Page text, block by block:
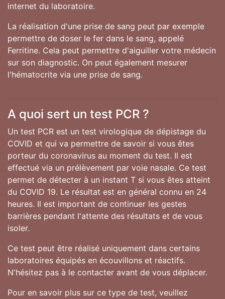
internet du laboratoire.
La réalisation d'une prise de sang peut par exemple
permettre de doser le fer dans le sang, appelé
Ferritine. Cela peut permettre d'aiguiller votre médecin
sur son diagnostic. On peut également mesurer
l'hématocrite via une prise de sang.
A quoi sert un test PCR ?
Un test PCR est un test virologique de dépistage du
COVID et qui va permettre de savoir si vous êtes
porteur du coronavirus au moment du test. Il est
effectué via un prélèvement par voie nasale. Ce test
permet de détecter à un instant T si vous êtes atteint
du COVID 19. Le résultat est en général connu en 24
heures. Il est important de continuer les gestes
barrières pendant l'attente des résultats et de vous
isoler.
Ce test peut être réalisé uniquement dans certains
laboratoires équipés en écouvillons et réactifs.
N'hésitez pas à le contacter avant de vous déplacer.
Pour en savoir plus sur ce type de test, veuillez